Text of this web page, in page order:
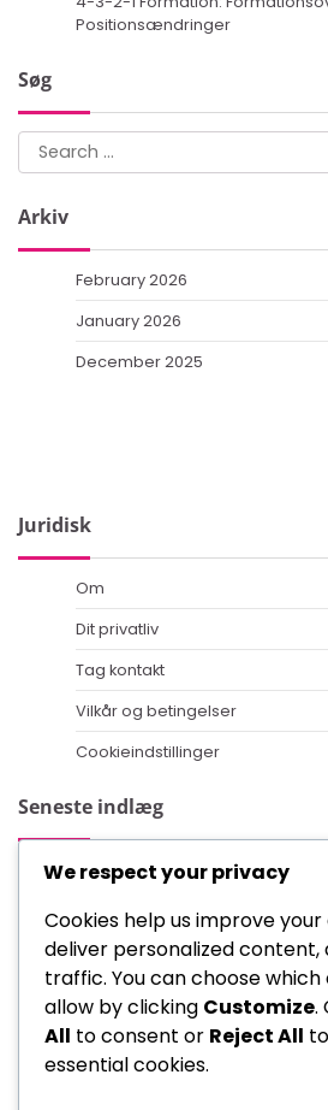
Positionsændringer
Søg
Search
for:
Arkiv
February 2026
January 2026
December 2025
Juridisk
Om
Dit privatliv
Tag kontakt
Vilkår og betingelser
Cookieindstillinger
Seneste indlæg
Forståelse af
Indflydelse i 4-3-2-1
rolleændringer, spilindflydelse
Angriber i 4-3-2-1 formationen:
Presning
4-3-2-1 formation: Højt pres
We respect your privacy
Cookies help us improve
deliver personalized content,
traffic. You can choose
allow by clicking Customize.
All to consent or Reject All
essential cookies.